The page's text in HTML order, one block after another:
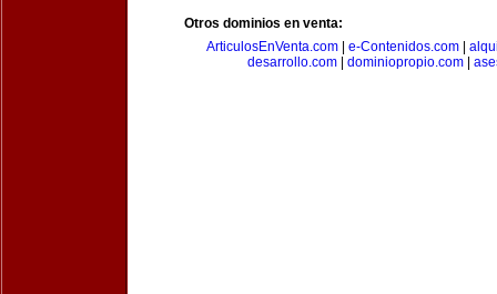
Otros dominios en venta:
ArticulosEnVenta.com| e-Contenidos.com|
desarrollo.com| dominiopropio.com|